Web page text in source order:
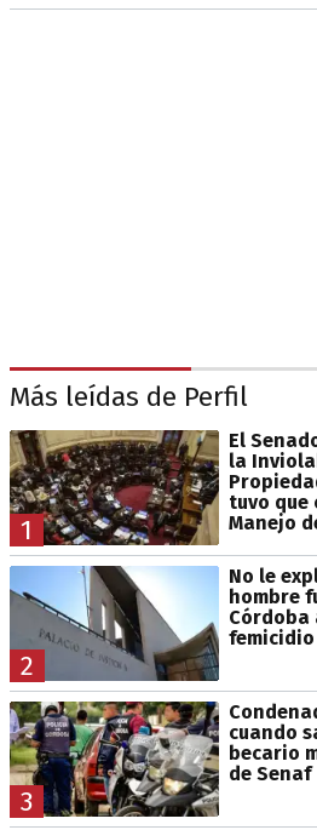
Más leídas de Perfil
1
El
la
tuvo que
Manejo
2
No le
hombre
Córdoba
femicidio
3
cuando
becario
de Senaf